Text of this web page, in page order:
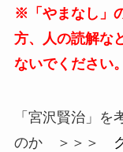
※「やまなし」
方、人の読解な
ないでください。
「宮沢賢治」
のか ＞＞＞